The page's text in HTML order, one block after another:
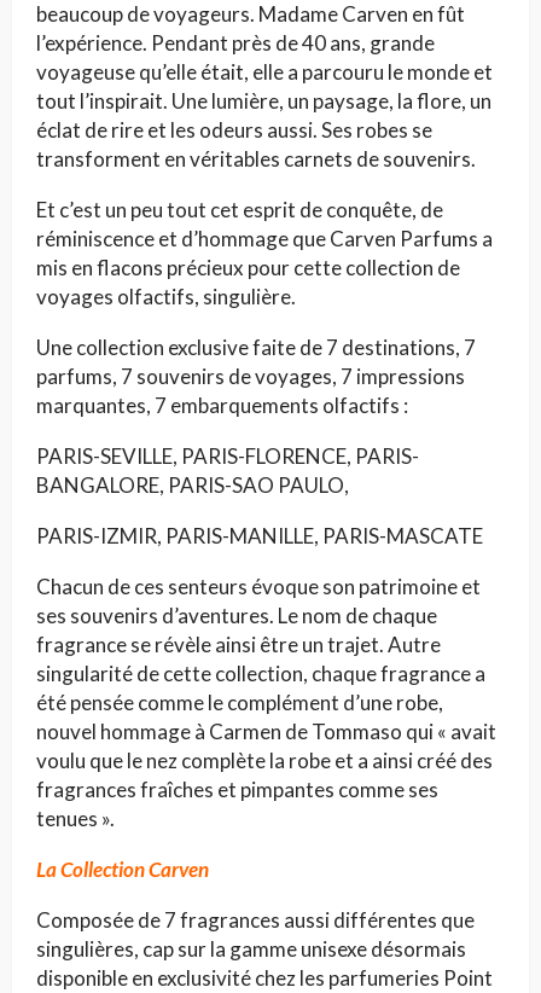
beaucoup de voyageurs. Madame Carven en fût
l’expérience. Pendant près de 40 ans, grande
voyageuse qu’elle était, elle a parcouru le monde et
tout l’inspirait. Une lumière, un paysage, la flore, un
éclat de rire et les odeurs aussi. Ses robes se
transforment en véritables carnets de souvenirs.
Et c’est un peu tout cet esprit de conquête, de
réminiscence et d’hommage que Carven Parfums a
mis en flacons précieux pour cette collection de
voyages olfactifs, singulière.
Une collection exclusive faite de 7 destinations, 7
parfums, 7 souvenirs de voyages, 7 impressions
marquantes, 7 embarquements olfactifs :
PARIS-SEVILLE, PARIS-FLORENCE, PARIS-
BANGALORE, PARIS-SAO PAULO,
PARIS-IZMIR, PARIS-MANILLE, PARIS-MASCATE
Chacun de ces senteurs évoque son patrimoine et
ses souvenirs d’aventures. Le nom de chaque
fragrance se révèle ainsi être un trajet. Autre
singularité de cette collection, chaque fragrance a
été pensée comme le complément d’une robe,
nouvel hommage à Carmen de Tommaso qui « avait
voulu que le nez complète la robe et a ainsi créé des
fragrances fraîches et pimpantes comme ses
tenues ».
La Collection Carven
Composée de 7 fragrances aussi différentes que
singulières, cap sur la gamme unisexe désormais
disponible en exclusivité chez les parfumeries Point